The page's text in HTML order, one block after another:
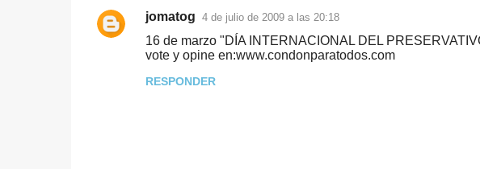
jomatog 4 de julio de 2009 a las 20:18
16 de marzo "DÍA INTERNACIONAL DEL
vote y opine en:www.condonparatodos.com
RESPONDER